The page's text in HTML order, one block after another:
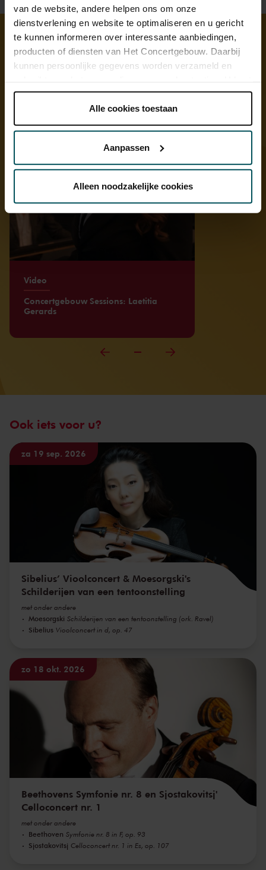
van de website, andere helpen ons om onze
dienstverlening en website te optimaliseren en u gericht
te kunnen informeren over interessante aanbiedingen,
producten of diensten van Het Concertgebouw. Daarbij
kunnen persoonlijke gegevens worden verzameld en
onder 'aanpassen' zelf welke cookies wij mogen
Lees onze cookieverklaring hier. Lees onze
Via decookieverklaringop onze website kunt u uw
We werken samen met
Alle cookies toestaan
Aanpassen
Alleen noodzakelijke cookies
Ontdek meer
Video
Concertgebouw Sessions: Laetitia
Gerards
Ook iets voor u?
za 19 sep. 2026
Sibelius’ Vioolconcert & Moesorgski's
Schilderijen van een tentoonstelling
met onder andere
Moesorgski Schilderijen van een tentoonstelling (ork. Ravel)
Sibelius Vioolconcert in d, op. 47
zo 18 okt. 2026
Beethovens Symfonie nr. 8 en Sjostakovitsj'
Celloconcert nr. 1
met onder andere
Beethoven Symfonie nr. 8 in F, op. 93
Sjostakovitsj Celloconcert nr. 1 in Es, op. 107